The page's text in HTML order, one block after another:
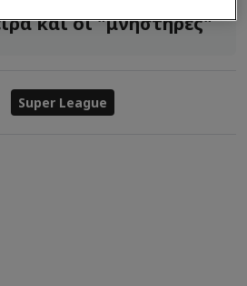
και οι "μνηστήρες"
Super League